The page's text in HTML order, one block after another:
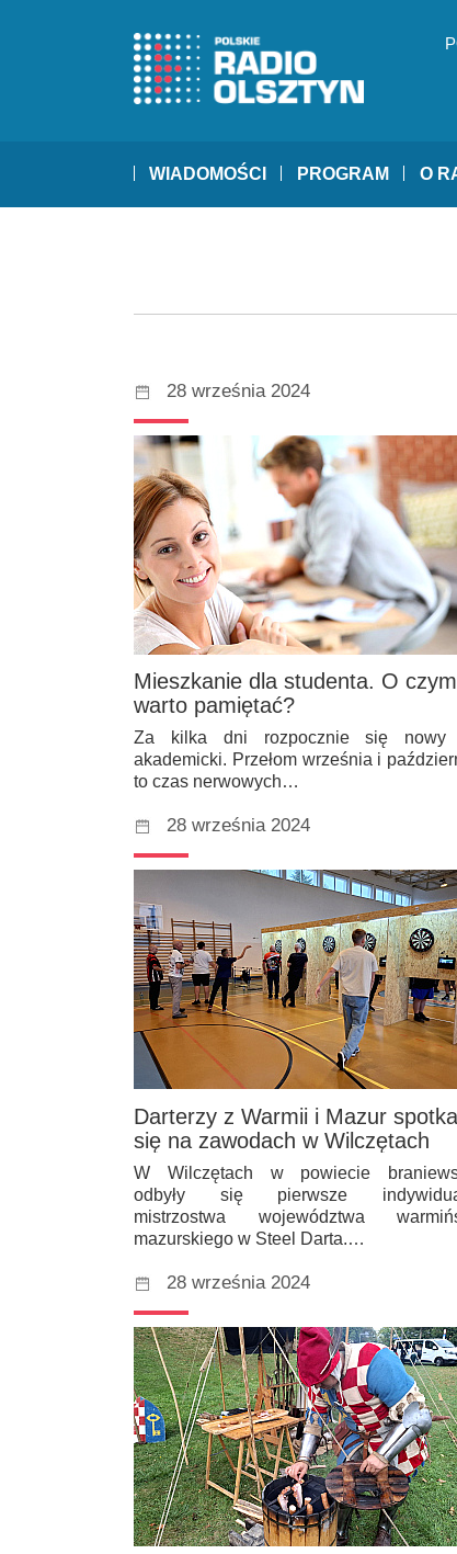
WIADOMOŚCI PROGRAM O
28 września 2024
Mieszkanie dla studenta. O czym
warto pamiętać?
Za kilka dni rozpocznie się nowy
akademicki. Przełom września i
to czas nerwowych…
28 września 2024
Darterzy z Warmii i Mazur
się na zawodach w Wilczętach
W Wilczętach w powiecie
odbyły się pierwsze
mistrzostwa województwa
mazurskiego w Steel Darta.…
28 września 2024